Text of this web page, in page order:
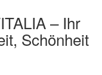
– Ihr
Schönheit